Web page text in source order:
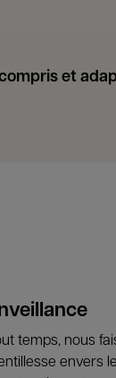
et
temps, nous
envers